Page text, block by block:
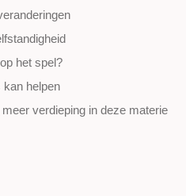
het spel?
kan helpen
verdieping in deze materie